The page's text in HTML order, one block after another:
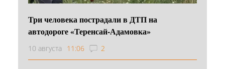
Три человека пострадали в ДТП на
автодороге «Теренсай-Адамовка»
10 августа 11:06 2